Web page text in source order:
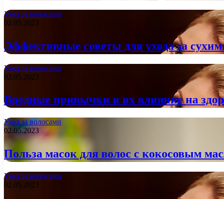
Уход за волосами
02.05.2023
Эффективные советы для ухода за
Уход за волосами
02.05.2023
Вредные привычки и их влияние на
Уход за волосами
02.05.2023
Польза масок для волос с кокосовым
Уход за волосами
02.05.2023